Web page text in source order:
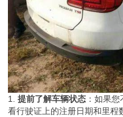
1.提前了解车辆状态 ：如果
看行驶证上的注册日期和里程